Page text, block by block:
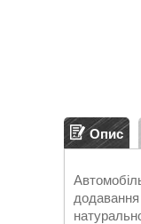
Опис
додавання